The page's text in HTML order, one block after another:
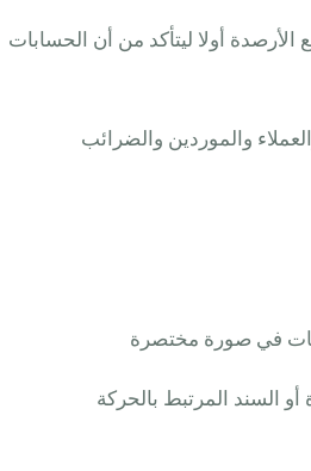
الأرصدة أولا ليتأكد من أن الحسابات
والموردين والضرائب
في صورة مختصرة
السند المرتبط بالحركة